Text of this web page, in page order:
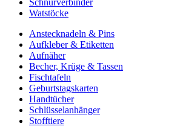
Watstöcke
Anstecknadeln & Pins
Aufkleber & Etiketten
Aufnäher
Becher, Krüge & Tassen
Fischtafeln
Geburtstagskarten
Handtücher
Schlüsselanhänger
Stofftiere